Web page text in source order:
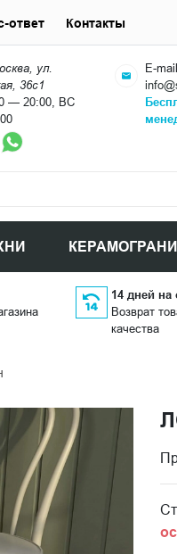
ул.
36с1
— 20:00, ВС
E-
ответ Контакты
14 дней на
Возврат
качества